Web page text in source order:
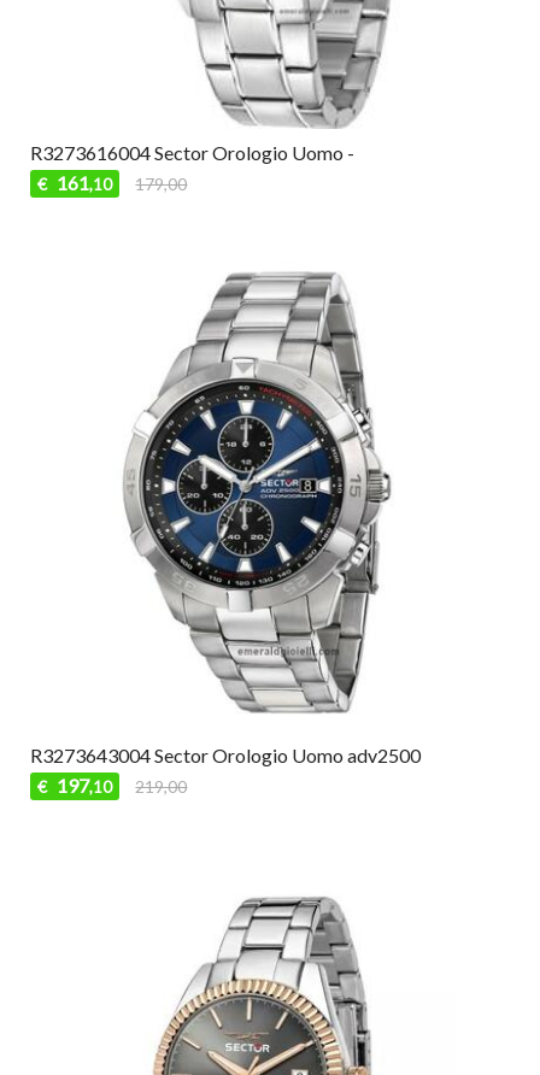
R3273616004 Sector Orologio Uomo -
€ 161,10 179,00
R3273643004 Sector Orologio Uomo adv2500
€ 197,10 219,00